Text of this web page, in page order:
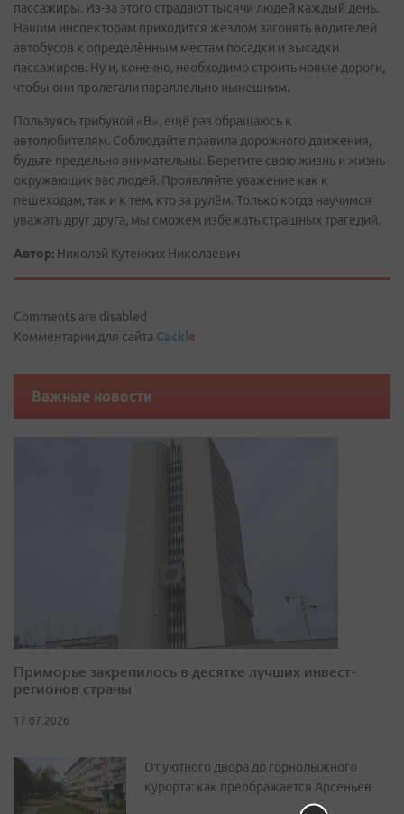
пассажиры. Из-за этого страдают тысячи людей каждый день.
Нашим инспекторам приходится жезлом загонять водителей
автобусов к определённым местам посадки и высадки
пассажиров. Ну и, конечно, необходимо строить новые дороги,
чтобы они пролегали параллельно нынешним.
Пользуясь трибуной «В», ещё раз обращаюсь к
автолюбителям. Соблюдайте правила дорожного движения,
будьте предельно внимательны. Берегите свою жизнь и жизнь
окружающих вас людей. Проявляйте уважение как к
пешеходам, так и к тем, кто за рулём. Только когда научимся
уважать друг друга, мы сможем избежать страшных трагедий.
Автор: Николай Кутенких Николаевич
Comments are disabled
Комментарии для сайта Cackle
Важные новости
Приморье закрепилось в десятке лучших инвест-
регионов страны
17.07.2026
От уютного двора до горнолыжного
курорта: как преображается Арсеньев